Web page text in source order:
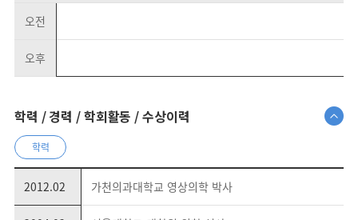
오전
오후
학력 / 경력 / 학회활동 / 수상이력
학력
2012.02 가천의과대학교 영상의학 박사